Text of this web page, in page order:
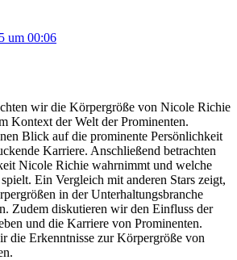
um 00:06
wir die Körpergröße von Nicole Richie
Kontext der Welt der Prominenten.
Blick auf die prominente Persönlichkeit
Karriere. Anschließend betrachten
Nicole Richie wahrnimmt und welche
Ein Vergleich mit anderen Stars zeigt,
in der Unterhaltungsbranche
Zudem diskutieren wir den Einfluss der
und die Karriere von Prominenten.
die Erkenntnisse zur Körpergröße von